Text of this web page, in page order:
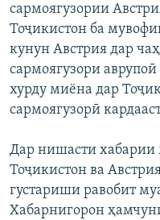
сармоягузории
Тоҷикистон ба
кунун Австрия дар
сармоягузори
хурду миёна дар
сармоягузорӣ
Дар нишасти хабарии
Тоҷикистон ва
густариши равобит
Хабарнигорон